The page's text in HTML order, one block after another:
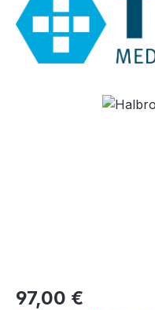
Regulärer Preis:
97,00 €